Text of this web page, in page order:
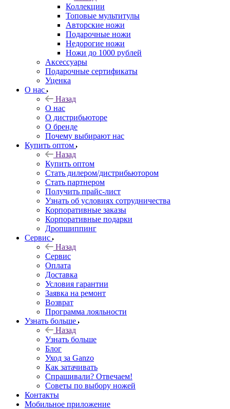
Коллекции
Топовые мультитулы
Авторские ножи
Подарочные ножи
Недорогие ножи
Ножи до 1000 рублей
Аксессуары
Подарочные сертификаты
Уценка
О нас
Назад
О нас
О дистрибьюторе
О бренде
Почему выбирают нас
Купить оптом
Назад
Купить оптом
Стать дилером/дистрибьютором
Стать партнером
Получить прайс-лист
Узнать об условиях сотрудничества
Корпоративные заказы
Корпоративные подарки
Дропшиппинг
Сервис
Назад
Сервис
Оплата
Доставка
Условия гарантии
Заявка на ремонт
Возврат
Программа лояльности
Узнать больше
Назад
Узнать больше
Блог
Уход за Ganzo
Как затачивать
Спрашивали? Отвечаем!
Советы по выбору ножей
Контакты
Мобильное приложение